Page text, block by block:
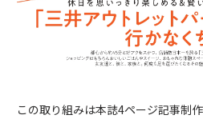
この取り組みは本誌4ページ記事制